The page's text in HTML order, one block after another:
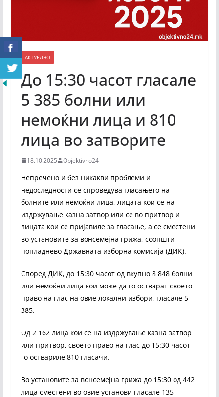
АКТУЕЛНО
До 15:30 часот гласале
5 385 болни или
немоќни лица и 810
лица во затворите
18.10.2025 Objektivno24
Непречено и без никакви проблеми и
недоследности се спроведува гласањето на
болните или немоќни лица, лицата кои се на
издржување казна затвор или се во притвор и
лицата кои се пријавиле за гласање, а се сместени
во установите за вонсемејна грижа, соопшти
попладнево Државната изборна комисија (ДИК).
Според ДИК, до 15:30 часот од вкупно 8 848 болни
или немоќни лица кои може да го остварат своето
право на глас на овие локални избори, гласале 5
385.
Од 2 162 лица кои се на издржување казна затвор
или притвор, своето право на глас до 15:30 часот
го оствариле 810 гласачи.
Во установите за вонсемејна грижа до 15:30 од 442
лица сместени во овие установи гласале 135